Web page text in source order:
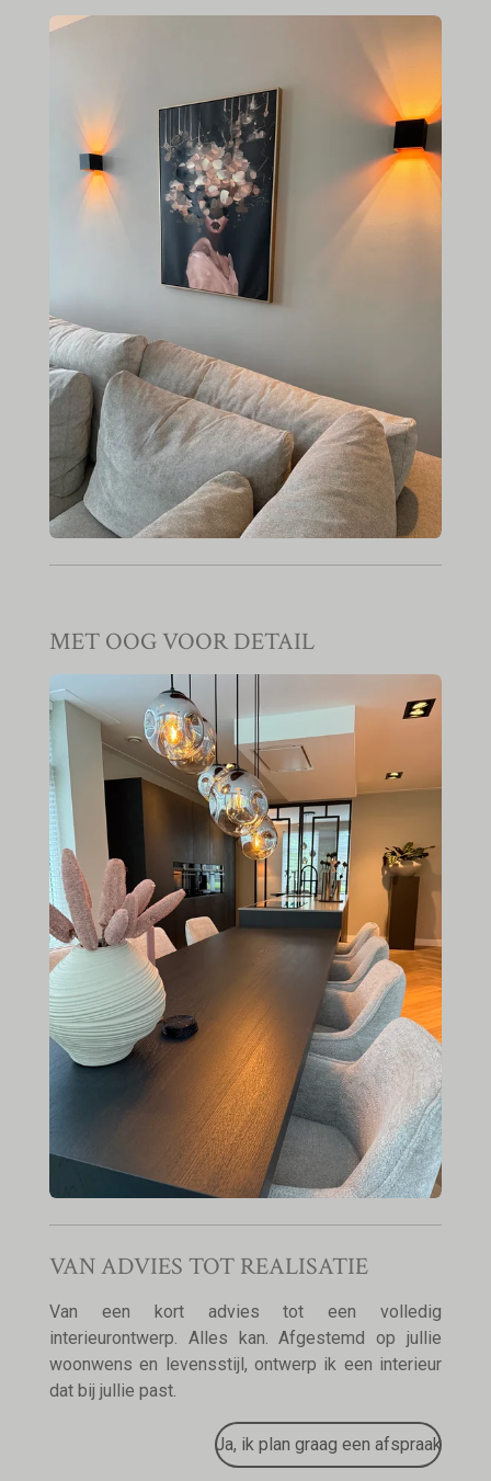
MET OOG VOOR DETAIL
VAN ADVIES TOT REALISATIE
Van een kort advies tot een volledig
interieurontwerp. Alles kan. Afgestemd op jullie
woonwens en levensstijl, ontwerp ik een interieur
dat bij jullie past.
Ja, ik plan graag een afspraak